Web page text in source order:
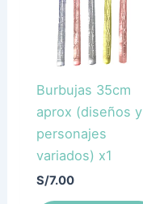
Burbujas 35cm
aprox (diseños y
personajes
variados) x1
S/7.00